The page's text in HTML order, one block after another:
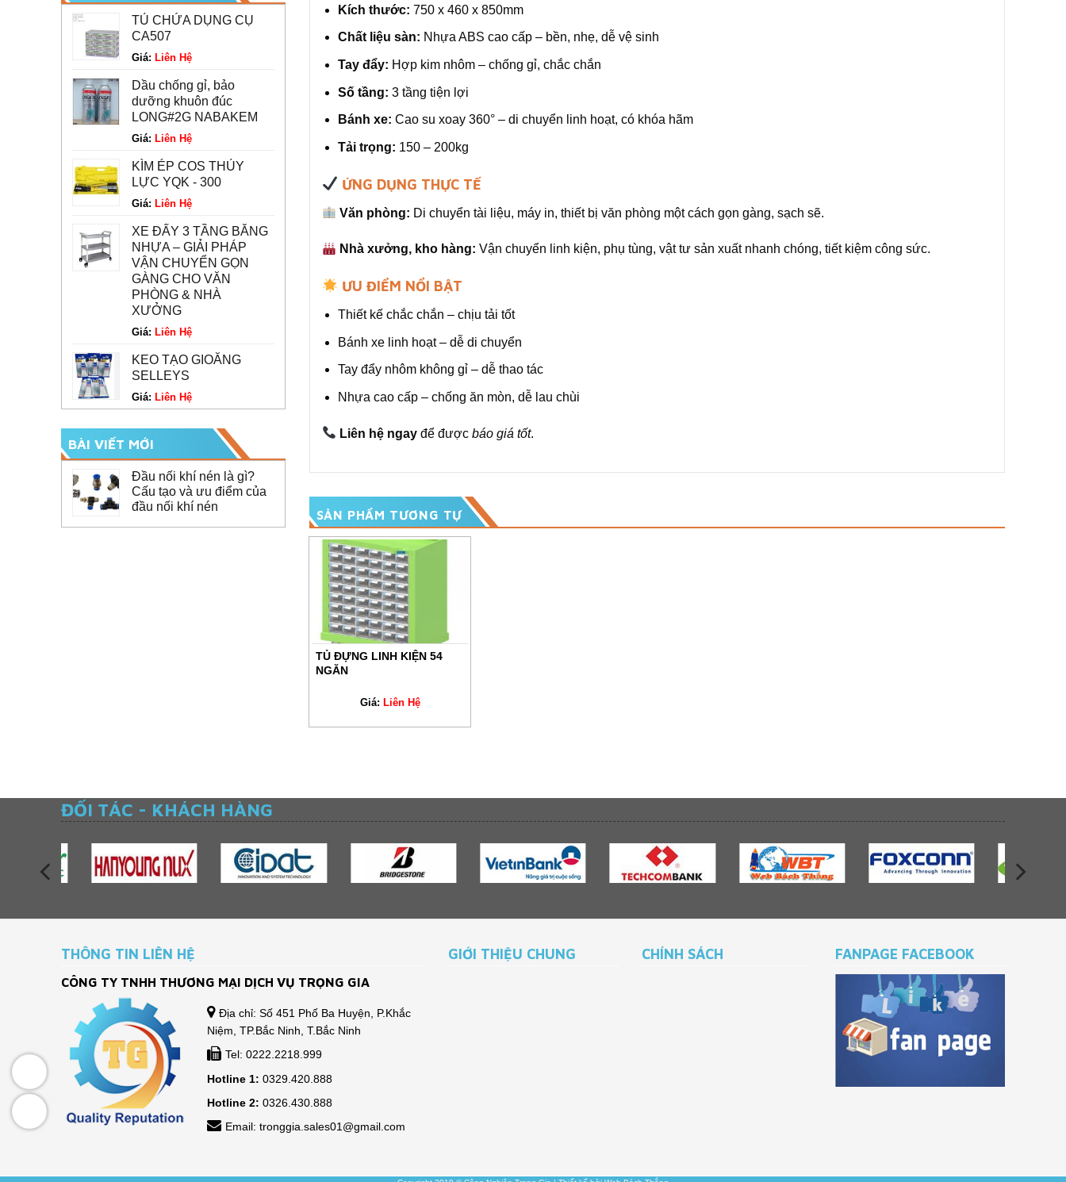
TỦ CHỨA DỤNG CỤ
CA507
Giá: Liên Hệ
Dầu chống gỉ, bảo
dưỡng khuôn đúc
LONG#2G NABAKEM
Giá: Liên Hệ
KÌM ÉP COS THỦY
LỰC YQK - 300
Giá: Liên Hệ
XE ĐẨY 3 TẦNG BẰNG
NHỰA – GIẢI PHÁP
VẬN CHUYỂN GỌN
GÀNG CHO VĂN
PHÒNG & NHÀ
XƯỞNG
Giá: Liên Hệ
KEO TẠO GIOĂNG
SELLEYS
Giá: Liên Hệ
BÀI VIẾT MỚI
Đầu nối khí nén là gì?
Cấu tạo và ưu điểm của
đầu nối khí nén
Kích thước: 750 x 460 x 850mm
Chất liệu sàn: Nhựa ABS cao cấp – bền, nhẹ, dễ vệ sinh
Tay đẩy: Hợp kim nhôm – chống gỉ, chắc chắn
Số tầng: 3 tầng tiện lợi
Bánh xe: Cao su xoay 360° – di chuyển linh hoạt, có khóa hãm
Tải trọng: 150 – 200kg
ỨNG DỤNG THỰC TẾ
Văn phòng: Di chuyển tài liệu, máy in, thiết bị văn phòng một cách gọn gàng, sạch sẽ.
Nhà xưởng, kho hàng: Vận chuyển linh kiện, phụ tùng, vật tư sản xuất nhanh chóng, tiết kiệm công sức.
ƯU ĐIỂM NỔI BẬT
Thiết kế chắc chắn – chịu tải tốt
Bánh xe linh hoạt – dễ di chuyển
Tay đẩy nhôm không gỉ – dễ thao tác
Nhựa cao cấp – chống ăn mòn, dễ lau chùi
Liên hệ ngayđể được báo giá tốt.
SẢN PHẨM TƯƠNG TỰ
TỦ ĐỰNG LINH KIỆN 54
NGĂN
Giá: Liên Hệ
ĐỐI TÁC - KHÁCH HÀNG
THÔNG TIN LIÊN HỆ
CÔNG TY TNHH THƯƠNG MẠI DỊCH VỤ TRỌNG GIA
Địa chỉ: Số 451 Phố Ba Huyện, P.Khắc
Niệm, TP.Bắc Ninh, T.Bắc Ninh
Tel: 0222.2218.999
Hotline 1: 0329.420.888
Hotline 2: 0326.430.888
Email: tronggia.sales01@gmail.com
GIỚI THIỆU CHUNG CHÍNH SÁCH FANPAGE FACEBOOK